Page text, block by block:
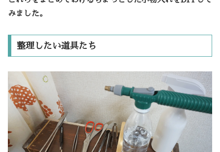
みました。
整理したい道具たち